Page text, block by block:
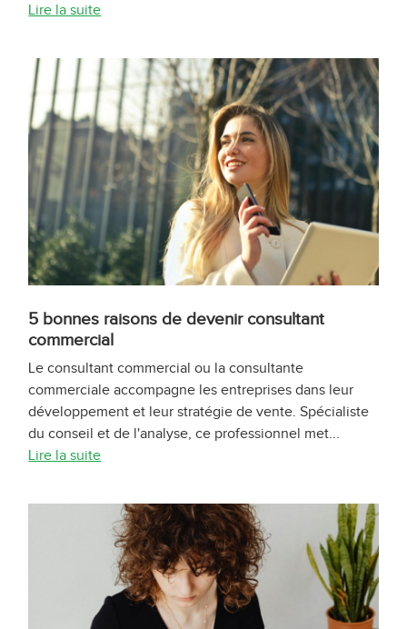
Lire la suite
5 bonnes raisons de devenir consultant
commercial
Le consultant commercial ou la consultante
commerciale accompagne les entreprises dans leur
développement et leur stratégie de vente. Spécialiste
du conseil et de l'analyse, ce professionnel met...
Lire la suite